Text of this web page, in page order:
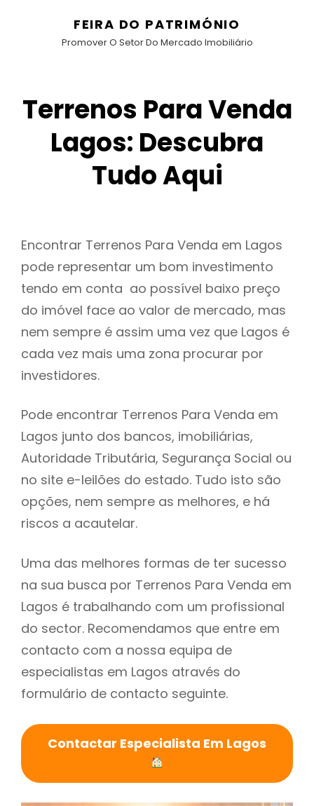
FEIRA DO PATRIMÓNIO
Promover O Setor Do Mercado Imobiliário
Terrenos Para Venda
Lagos: Descubra
Tudo Aqui
Encontrar Terrenos Para Venda em Lagos
pode representar um bom investimento
tendo em conta ao possível baixo preço
do imóvel face ao valor de mercado, mas
nem sempre é assim uma vez que Lagos é
cada vez mais uma zona procurar por
investidores.
Pode encontrar Terrenos Para Venda em
Lagos junto dos bancos, imobiliárias,
Autoridade Tributária, Segurança Social ou
no site e-leilões do estado. Tudo isto são
opções, nem sempre as melhores, e há
riscos a acautelar.
Uma das melhores formas de ter sucesso
na sua busca por Terrenos Para Venda em
Lagos é trabalhando com um profissional
do sector. Recomendamos que entre em
contacto com a nossa equipa de
especialistas em Lagos através do
formulário de contacto seguinte.
Contactar Especialista Em Lagos